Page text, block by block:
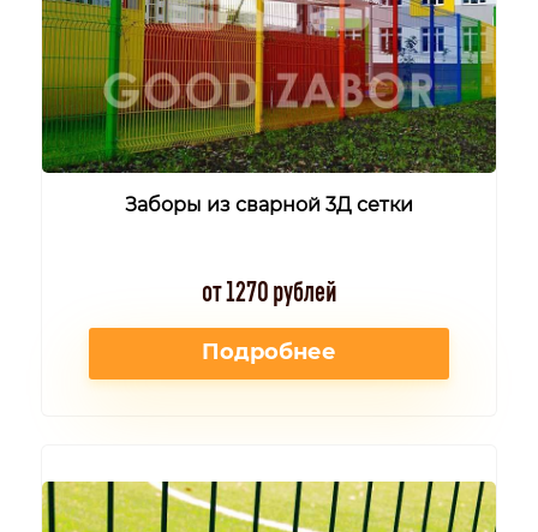
Заборы из сварной 3Д сетки
от 1270 рублей
Подробнее